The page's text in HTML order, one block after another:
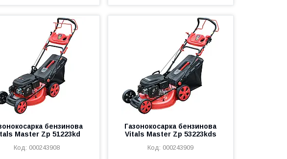
бензинова
Master Zp 51223kd
000243908
Газонокосарка бензинова
Vitals Master Zp 53223kds
000243909